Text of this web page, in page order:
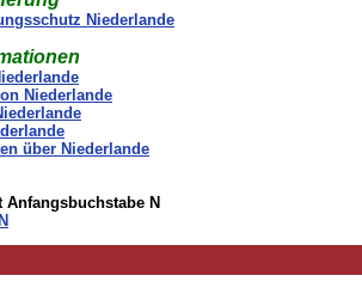
Niederlande
Niederlande
über Niederlande
Anfangsbuchstabe N